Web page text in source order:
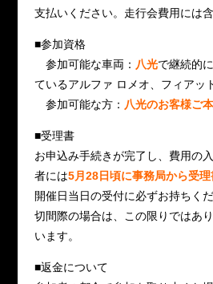
支払いください。走行会費用には
■参加資格
参加可能な車両： 八光で継続的
ているアルファ ロメオ、フィアッ
参加可能な方： 八光のお客様ご
■受理書
お申込み手続きが完了し、費用の
者には5月28日頃に事務局から受
開催日当日の受付に必ずお持ちく
切間際の場合は、この限りではあ
います。
■返金について